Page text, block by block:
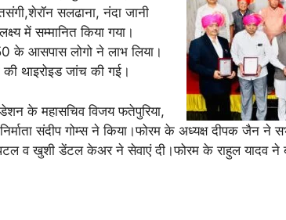
सलढाना, नंदा जानी
में सम्मानित किया गया।
के आसपास लोगो ने लाभ लिया।
थाइरोइड जांच की गई।
के महासचिव विजय फतेपुरिया,
संदीप गोम्स ने किया।फोरम के अध्यक्ष दीपक जैन ने
व खुशी डेंटल केअर ने सेवाएं दी।फोरम के राहुल यादव ने